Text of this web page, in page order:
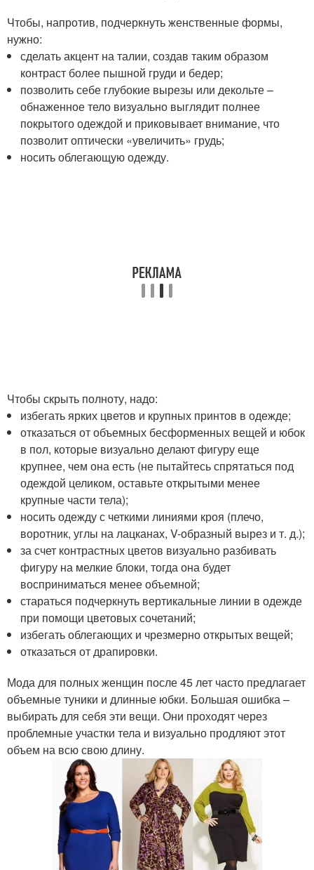
Чтобы, напротив, подчеркнуть женственные формы,
нужно:
сделать акцент на талии, создав таким образом
контраст более пышной груди и бедер;
позволить себе глубокие вырезы или декольте –
обнаженное тело визуально выглядит полнее
покрытого одеждой и приковывает внимание, что
позволит оптически «увеличить» грудь;
носить облегающую одежду.
Чтобы скрыть полноту, надо:
избегать ярких цветов и крупных принтов в одежде;
отказаться от объемных бесформенных вещей и юбок
в пол, которые визуально делают фигуру еще
крупнее, чем она есть (не пытайтесь спрятаться под
одеждой целиком, оставьте открытыми менее
крупные части тела);
носить одежду с четкими линиями кроя (плечо,
воротник, углы на лацканах, V-образный вырез и т. д.);
за счет контрастных цветов визуально разбивать
фигуру на мелкие блоки, тогда она будет
восприниматься менее объемной;
стараться подчеркнуть вертикальные линии в одежде
при помощи цветовых сочетаний;
избегать облегающих и чрезмерно открытых вещей;
отказаться от драпировки.
Мода для полных женщин после 45 лет часто предлагает
объемные туники и длинные юбки. Большая ошибка –
выбирать для себя эти вещи. Они проходят через
проблемные участки тела и визуально продляют этот
объем на всю свою длину.